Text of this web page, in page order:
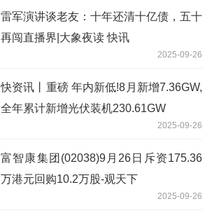
雷军演讲谈老友：十年还清十亿债，五十
再闯直播界|大象夜读 快讯
2025-09-26
快资讯丨重磅 年内新低!8月新增7.36GW,
全年累计新增光伏装机230.61GW
2025-09-26
富智康集团(02038)9月26日斥资175.36
万港元回购10.2万股-观天下
2025-09-26